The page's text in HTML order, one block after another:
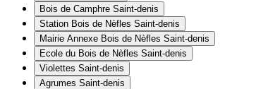
Bois de Camphre Saint-denis
Station Bois de Nèfles Saint-denis
Mairie Annexe Bois de Nèfles Saint-denis
Ecole du Bois de Nèfles Saint-denis
Violettes Saint-denis
Agrumes Saint-denis